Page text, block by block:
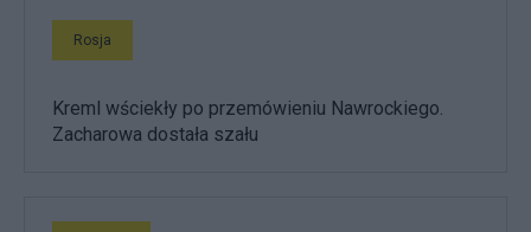
Rosja
Kreml wściekły po przemówieniu Nawrockiego.
Zacharowa dostała szału